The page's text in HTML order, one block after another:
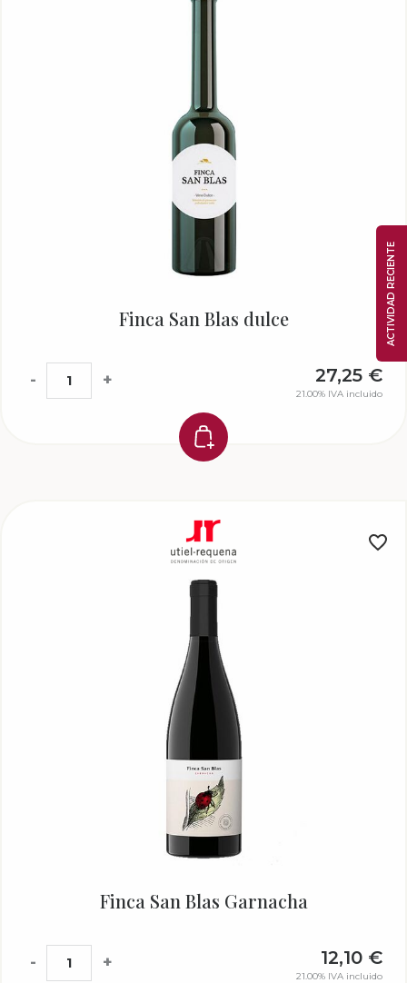
Finca San Blas dulce
27,25 €
21.00% IVA incluido
- +
Finca San Blas Garnacha
12,10 €
21.00% IVA incluido
- +
ACTIVIDAD RECIENTE